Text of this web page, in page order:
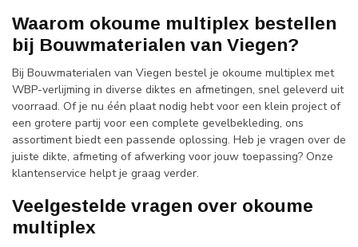
Waarom okoume multiplex bestellen
bij Bouwmaterialen van Viegen?
Bij Bouwmaterialen van Viegen bestel je okoume multiplex met
WBP-verlijming in diverse diktes en afmetingen, snel geleverd uit
voorraad. Of je nu één plaat nodig hebt voor een klein project of
een grotere partij voor een complete gevelbekleding, ons
assortiment biedt een passende oplossing. Heb je vragen over de
juiste dikte, afmeting of afwerking voor jouw toepassing? Onze
klantenservice helpt je graag verder.
Veelgestelde vragen over okoume
multiplex